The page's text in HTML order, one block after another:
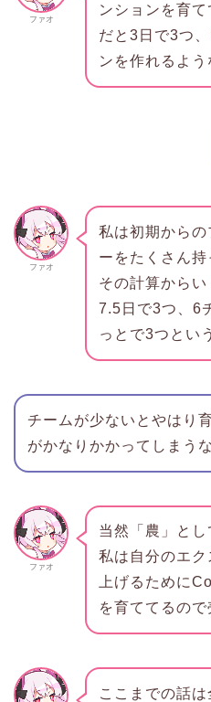
ファオ
ンションを育
だと3日で3つ
ンを作れるよう
ファオ
私は初期からの
ーをたくさん持
その計算から
7.5日で3つ、6
っとで3つとい
チームが少ないとやはり
がかなりかかってしまうな
ファオ
当然「農」とし
私は自分のエ
上げるために
を育ててるので
ここまでの話